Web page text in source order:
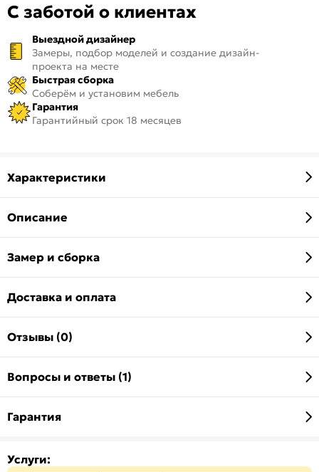
С заботой о клиентах
Выездной дизайнер
Замеры, подбор моделей и создание дизайн-
проекта на месте
Быстрая сборка
Соберём и установим мебель
Гарантия
Гарантийный срок 18 месяцев
Характеристики
Описание
Замер и сборка
Доставка и оплата
Отзывы (0)
Вопросы и ответы (1)
Гарантия
Услуги: